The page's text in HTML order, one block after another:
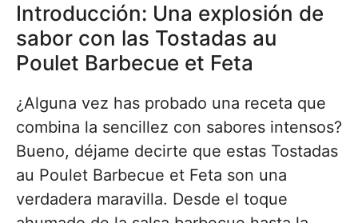
Introducción: Una explosión de
sabor con las Tostadas au
Poulet Barbecue et Feta
¿Alguna vez has probado una receta que
combina la sencillez con sabores intensos?
Bueno, déjame decirte que estas Tostadas
au Poulet Barbecue et Feta son una
verdadera maravilla. Desde el toque